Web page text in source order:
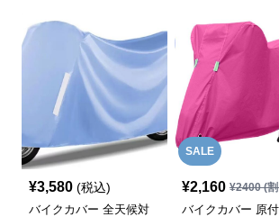
¥3,580 (税込)
バイクカバー 全天候対
SALE
¥2,160 ¥2400(割
バイクカバー 原